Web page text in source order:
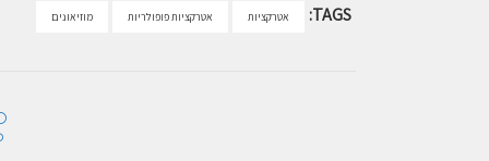
TAGS: אטרקציות אטרקציות פופולריות מוזיאונים